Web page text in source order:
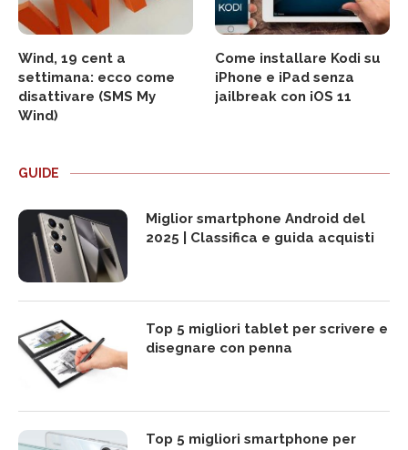
Wind, 19 cent a
settimana: ecco come
disattivare (SMS My
Wind)
Come installare Kodi su
iPhone e iPad senza
jailbreak con iOS 11
GUIDE
Miglior smartphone Android del
2025 | Classifica e guida acquisti
Top 5 migliori tablet per scrivere e
disegnare con penna
Top 5 migliori smartphone per